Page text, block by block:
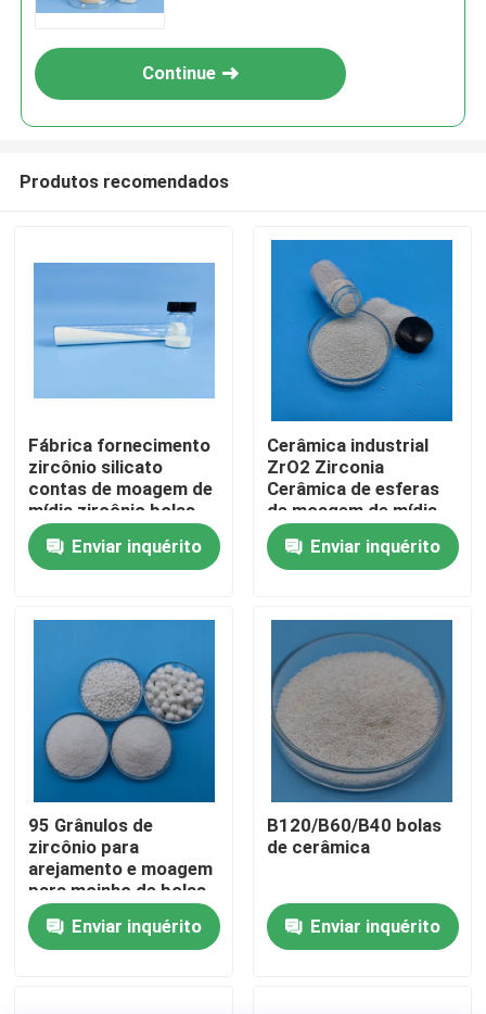
Produtos
Quem Somos
Controle de Qualidade
Fale Conosco
Meios de sopro cerâmicos
Sopro cerâmico do grânulo
Continue
Produtos recomendados
Fábrica fornecimento
zircônio silicato
contas de moagem de
mídia zircônio bolas
de cerâmica
Enviar inquérito
Cerâmica industrial
ZrO2 Zirconia
Cerâmica de esferas
de moagem de mídia
Zircônio silicato
Enviar inquérito
95 Grânulos de
zircônio para
arejamento e moagem
para moinho de bolas
planetárias
Enviar inquérito
B120/B60/B40 bolas
de cerâmica
Enviar inquérito